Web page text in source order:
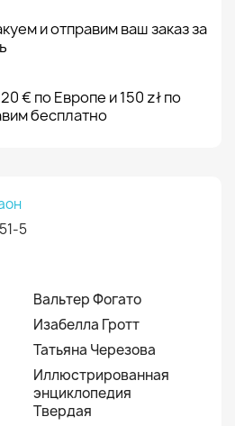
и отправим ваш заказ за
€ по Европе и 150 zł по
бесплатно
5
Вальтер Фогато
Изабелла Гротт
Татьяна Черезова
Иллюстрированная
энциклопедия
Твердая